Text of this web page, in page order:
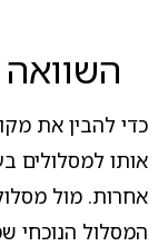
כדי להבין את
אותו למסלולים
אחרות. מול
המסלול הנוכחי